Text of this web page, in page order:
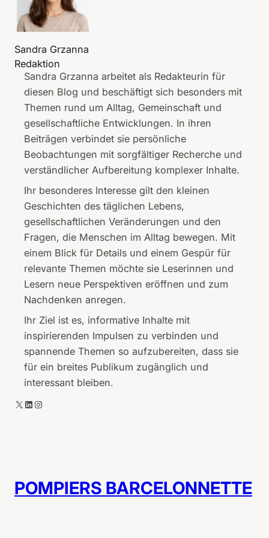
u
s
o
p
i
e
r
s
-
B
a
r
c
e
l
o
n
t
t
e
i
c
e
e
b
e
n
s
w
e
g
e
:
G
e
s
c
h
t
e
n
p
Sandra Grzanna
Redaktion
Sandra Grzanna arbeitet als Redakteurin für
diesen Blog und beschäftigt sich besonders mit
Themen rund um Alltag, Gemeinschaft und
gesellschaftliche Entwicklungen. In ihren
Beiträgen verbindet sie persönliche
Beobachtungen mit sorgfältiger Recherche und
verständlicher Aufbereitung komplexer Inhalte.
Ihr besonderes Interesse gilt den kleinen
Geschichten des täglichen Lebens,
gesellschaftlichen Veränderungen und den
Fragen, die Menschen im Alltag bewegen. Mit
einem Blick für Details und einem Gespür für
relevante Themen möchte sie Leserinnen und
Lesern neue Perspektiven eröffnen und zum
Nachdenken anregen.
Ihr Ziel ist es, informative Inhalte mit
inspirierenden Impulsen zu verbinden und
spannende Themen so aufzubereiten, dass sie
für ein breites Publikum zugänglich und
interessant bleiben.
X LinkedIn Instagram
POMPIERS BARCELONNETTE